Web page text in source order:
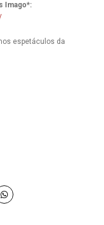
Imago*:
espetáculos da